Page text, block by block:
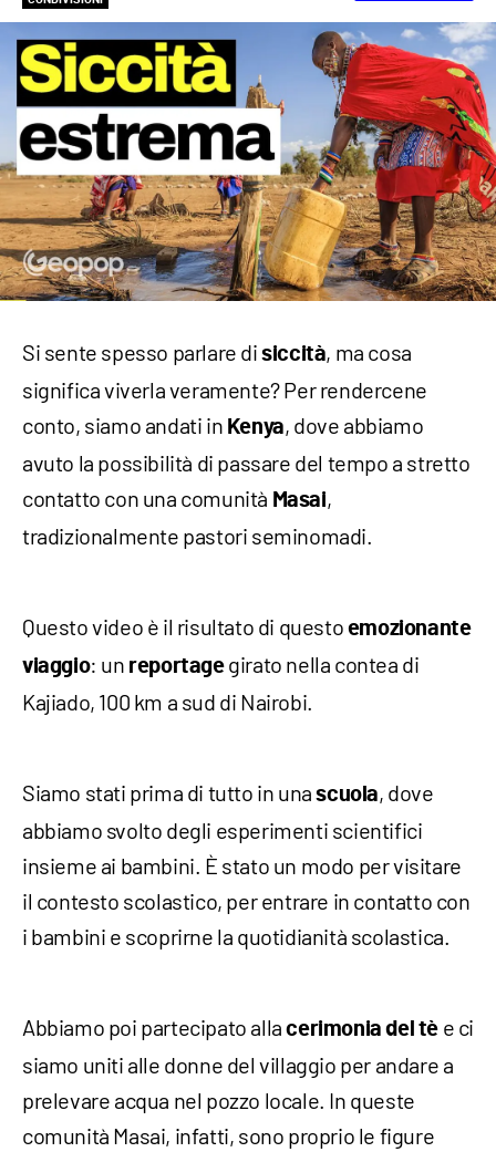
Si sente spesso parlare disiccità, ma cosa
significa viverla veramente? Per rendercene
conto, siamo andati in Kenya, dove abbiamo
avuto la possibilità di passare del tempo a stretto
contatto con una comunità Masai,
tradizionalmente pastori seminomadi.
Questo video è il risultato di questo emozionante
viaggio: un reportage girato nella contea di
Kajiado, 100 km a sud di Nairobi.
Siamo stati prima di tutto in unascuola, dove
abbiamo svolto degli esperimenti scientifici
insieme ai bambini. È stato un modo per visitare
il contesto scolastico, per entrare in contatto con
i bambini e scoprirne la quotidianità scolastica.
Abbiamo poi partecipato allacerimonia del tè e ci
siamo uniti alle donne del villaggio per andare a
prelevare acqua nel pozzo locale. In queste
comunità Masai, infatti, sono proprio le figure